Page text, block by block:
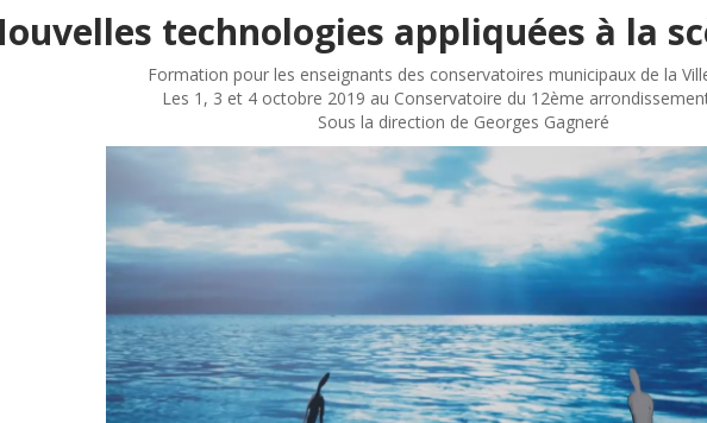
technologies appliquées à la
Formation pour les enseignants des conservatoires municipaux de la
Les 1, 3 et 4 octobre 2019 au Conservatoire du 12ème
Sous la direction de Georges Gagneré